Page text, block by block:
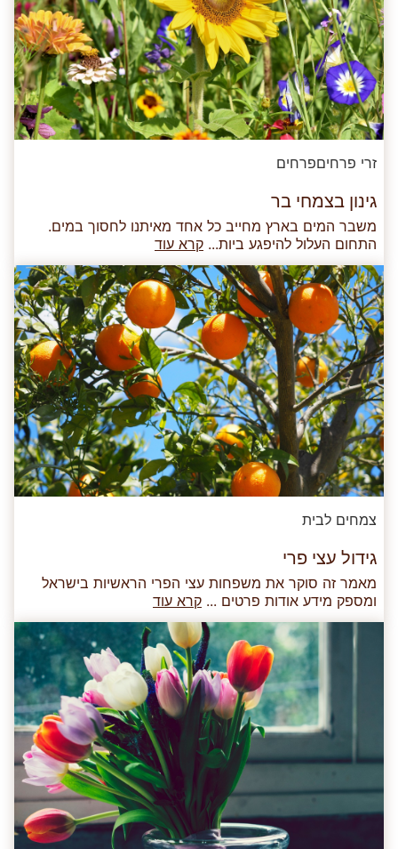
זרי פרחיםפרחים
גינון בצמחי בר
משבר המים בארץ מחייב כל אחד מאיתנו לחסוך במים.
התחום העלול להיפגע ביות... קרא עוד
צמחים לבית
גידול עצי פרי
מאמר זה סוקר את משפחות עצי הפרי הראשיות בישראל
ומספק מידע אודות פרטים ... קרא עוד